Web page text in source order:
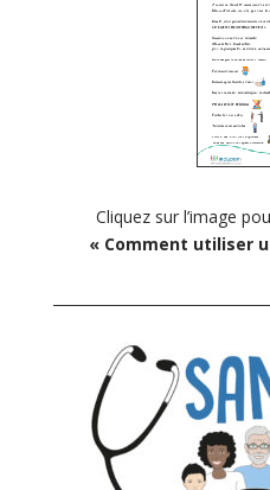
Cliquez sur l’image
« Comment utiliser